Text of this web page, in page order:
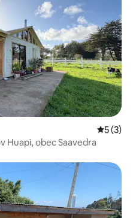
5 (3)
Huapi, obec Saavedra